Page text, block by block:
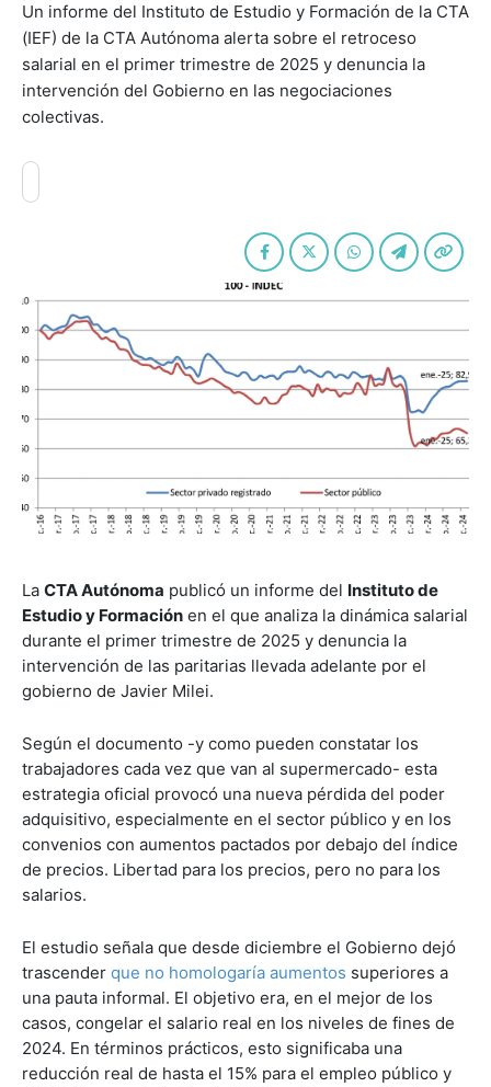
Un informe del Instituto de Estudio y Formación de la CTA
(IEF) de la CTA Autónoma alerta sobre el retroceso
salarial en el primer trimestre de 2025 y denuncia la
intervención del Gobierno en las negociaciones
colectivas.
La CTA Autónoma publicó un informe del Instituto de
Estudio y Formación en el que analiza la dinámica salarial
durante el primer trimestre de 2025 y denuncia la
intervención de las paritarias llevada adelante por el
gobierno de Javier Milei.
Según el documento -y como pueden constatar los
trabajadores cada vez que van al supermercado- esta
estrategia oficial provocó una nueva pérdida del poder
adquisitivo, especialmente en el sector público y en los
convenios con aumentos pactados por debajo del índice
de precios. Libertad para los precios, pero no para los
salarios.
El estudio señala que desde diciembre el Gobierno dejó
trascender que no homologaría aumentos superiores a
una pauta informal. El objetivo era, en el mejor de los
casos, congelar el salario real en los niveles de fines de
2024. En términos prácticos, esto significaba una
reducción real de hasta el 15% para el empleo público y